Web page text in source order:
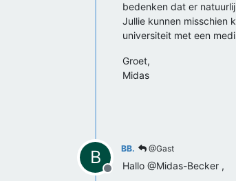
bedenken dat er
Jullie kunnen misschien
universiteit met een
Groet,
Midas
B
Offline
BB. @Gast
Hallo @Midas-Becker ,